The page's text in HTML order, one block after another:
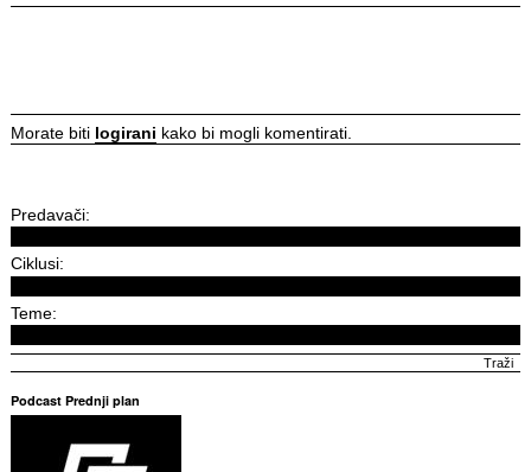
Morate biti logirani kako bi mogli komentirati.
Predavači:
Ciklusi:
Teme:
Podcast Prednji plan